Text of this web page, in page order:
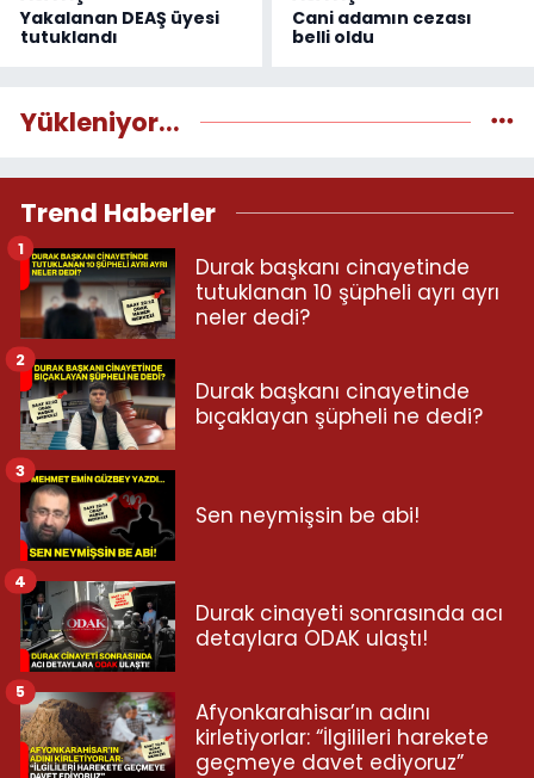
Yakalanan DEAŞ üyesi
tutuklandı
Cani adamın cezası
belli oldu
Yükleniyor...
Trend Haberler
Durak başkanı cinayetinde
tutuklanan 10 şüpheli ayrı ayrı
neler dedi?
1
Durak başkanı cinayetinde
bıçaklayan şüpheli ne dedi?
2
Sen neymişsin be abi!
3
Durak cinayeti sonrasında acı
detaylara ODAK ulaştı!
4
Afyonkarahisar’ın adını
kirletiyorlar: “İlgilileri harekete
geçmeye davet ediyoruz”
5